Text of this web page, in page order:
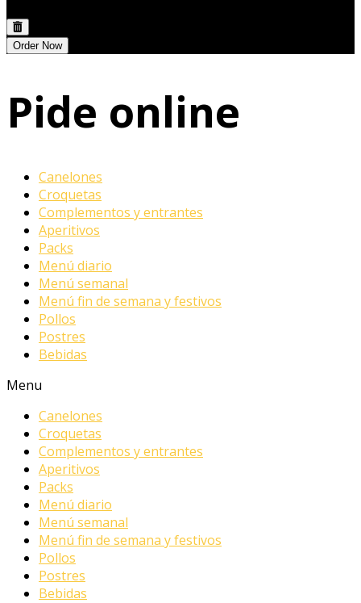
Order Now
Pide online
Canelones
Croquetas
Complementos y entrantes
Aperitivos
Packs
Menú diario
Menú semanal
Menú fin de semana y festivos
Pollos
Postres
Bebidas
Menu
Canelones
Croquetas
Complementos y entrantes
Aperitivos
Packs
Menú diario
Menú semanal
Menú fin de semana y festivos
Pollos
Postres
Bebidas